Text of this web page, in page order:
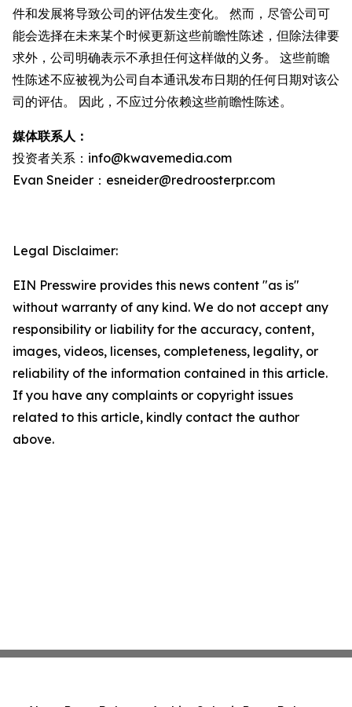
件和发展将导致公司的评估发生变化。 然而，尽管公司可
能会选择在未来某个时候更新这些前瞻性陈述，但除法律要
求外，公司明确表示不承担任何这样做的义务。 这些前瞻
性陈述不应被视为公司自本通讯发布日期的任何日期对该公
司的评估。 因此，不应过分依赖这些前瞻性陈述。
媒体联系人：
投资者关系：info@kwavemedia.com
Evan Sneider：esneider@redroosterpr.com
Legal Disclaimer:
EIN Presswire provides this news content "as is"
without warranty of any kind. We do not accept any
responsibility or liability for the accuracy, content,
images, videos, licenses, completeness, legality, or
reliability of the information contained in this article.
If you have any complaints or copyright issues
related to this article, kindly contact the author
above.